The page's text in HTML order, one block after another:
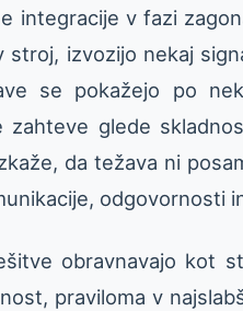
integracije v fazi
izvozijo nekaj
se pokažejo po
glede
da težava ni
odgovornosti
obravnavajo kot
praviloma v